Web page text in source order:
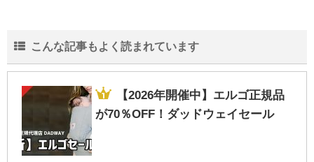
【子供GPSで位置検索】月額480円
bsizebot小学生ママの口コミ体験レビュー
【2020年西松屋冬物セール】いつから？99
円底値の時期-最新情報
こんな記事もよく読まれています
【2026年開催中】エルゴ正規品
が70％OFF！ダッドウェイセール